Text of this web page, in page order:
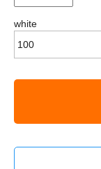
white